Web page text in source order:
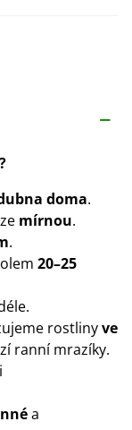
doma.
mírnou.
.
20–25
rostlinyve
ranní mrazíky.
a